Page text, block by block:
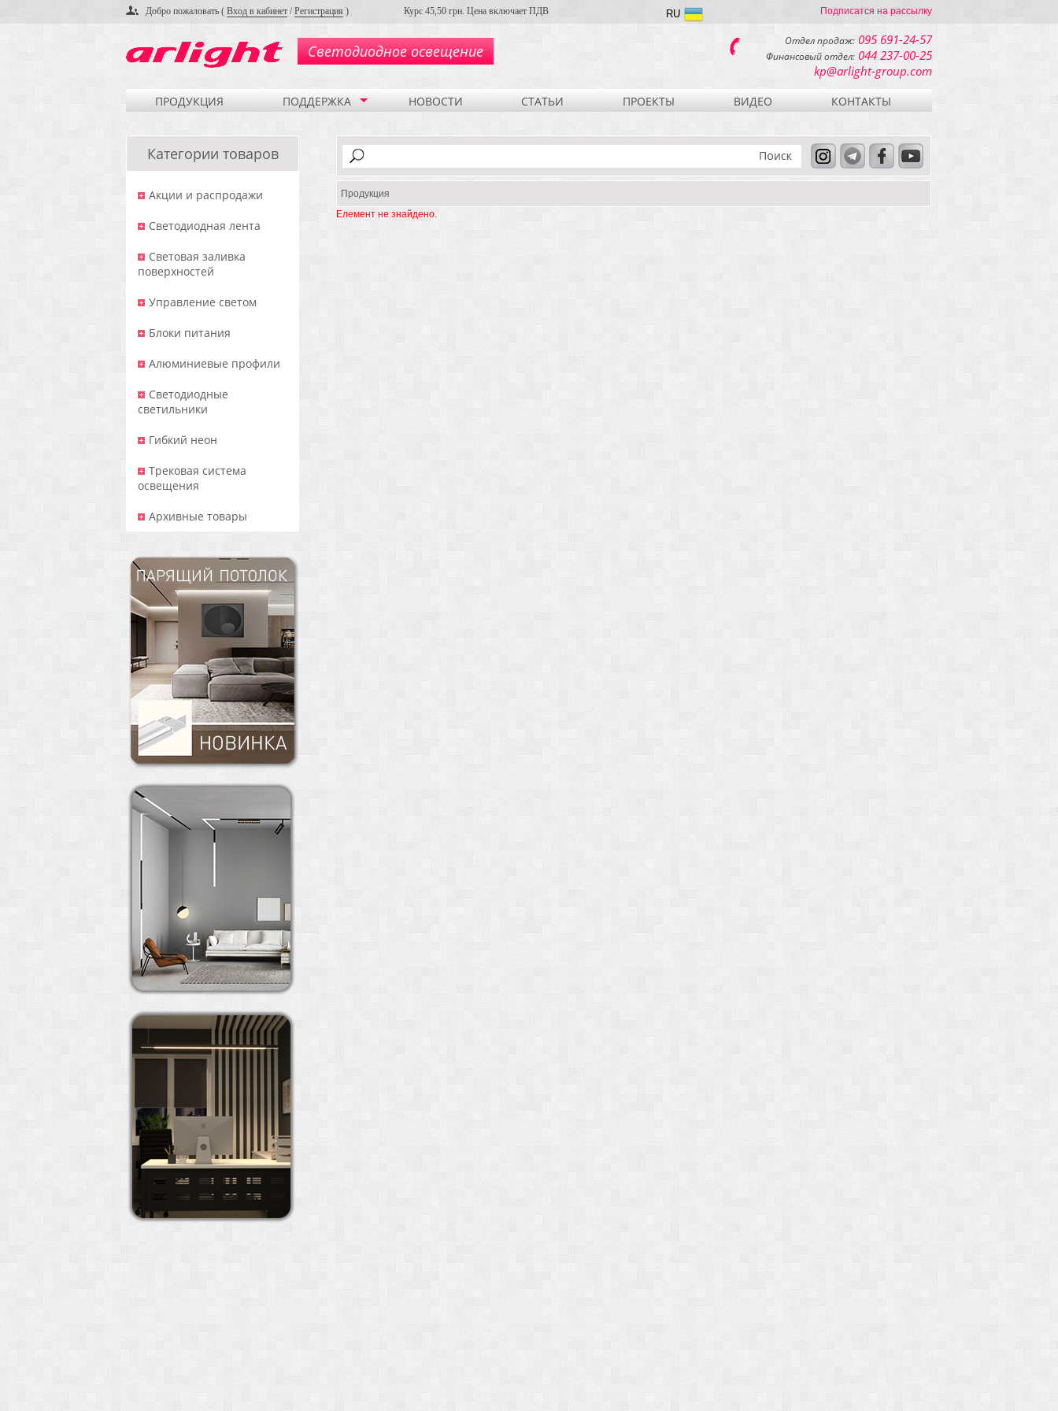
Добро пожаловать ( Вход в кабинет /Регистрация ) Курс 45,50 грн. Цена включает ПДВ Подписатся на рассылку
RU
Светодиодное освещение
Отдел продаж: 095 691-24-57
Финансовый отдел: 044 237-00-25
kp@arlight-group.com
ПРОДУКЦИЯ ПОДДЕРЖКА НОВОСТИ СТАТЬИ ПРОЕКТЫ ВИДЕО КОНТАКТЫ
Категории товаров
Акции и распродажи
Светодиодная лента
Световая заливка
поверхностей
Управление светом
Блоки питания
Алюминиевые профили
Светодиодные
светильники
Гибкий неон
Трековая система
освещения
Архивные товары
Продукция
Елемент не знайдено.